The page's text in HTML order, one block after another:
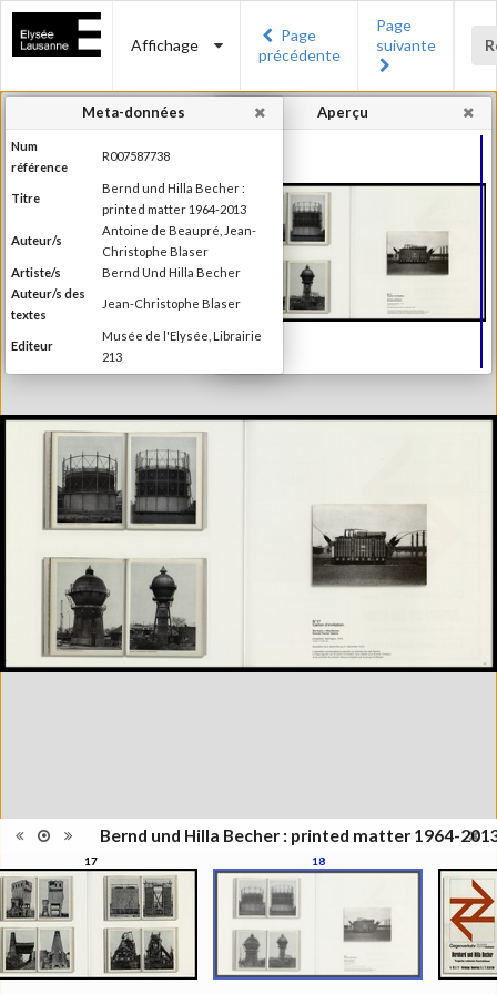
Affichage
Page
précédente
Page
suivante
Bernd und Hilla Becher : printed matter 1964-
17 18
Aperçu
Meta-données
Num
référence
R007587738
Titre
Bernd und Hilla Becher :
printed matter 1964-2013
Auteur/s
Antoine de Beaupré, Jean-
Christophe Blaser
Artiste/s
Bernd Und Hilla Becher
Auteur/s des
textes
Jean-Christophe Blaser
Editeur
Musée de l'Elysée, Librairie
213
Lieu d'édition
Lausanne, Paris
d'édition
Information
édition
2ème édition (1ère édition en
2010). Publié à l'occasion de
l'exposition "Bernd und Hilla
Becher. Printed matter
1964/2013", Musée de l'Elysée,
janvier 2011; Paris Photo,
Grand Palais, novembre 2012;
ENSP Arles
Catégorie
Monographie
Type de
reliure
Broché
ISBN/ISSN
ISBN 978-2-88350-102-7
Nombre
d'exemplaires
imprimés